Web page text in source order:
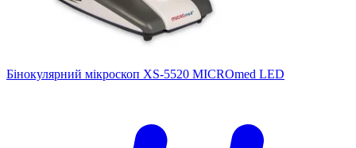
Бінокулярний мікроскоп XS-5520 MICROmed LED